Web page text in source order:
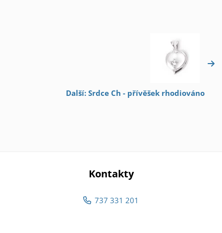
Další: Srdce Ch - přívěšek rhodiováno
Kontakty
737 331 201